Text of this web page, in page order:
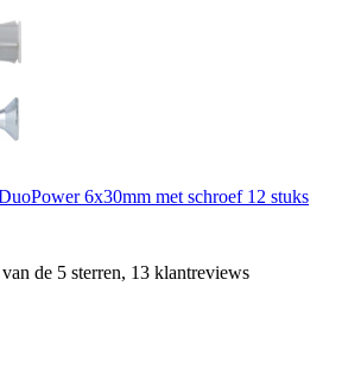
6x30mm met schroef 12 stuks
de 5 sterren, 13 klantreviews